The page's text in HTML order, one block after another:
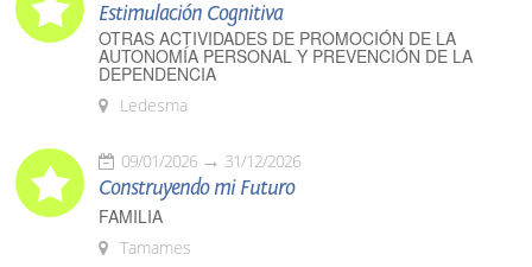
Estimulación Cognitiva
OTRAS ACTIVIDADES DE PROMOCIÓN DE LA
AUTONOMÍA PERSONAL Y PREVENCIÓN DE LA
DEPENDENCIA
Ledesma
09/01/2026 31/12/2026
Construyendo mi Futuro
FAMILIA
Tamames